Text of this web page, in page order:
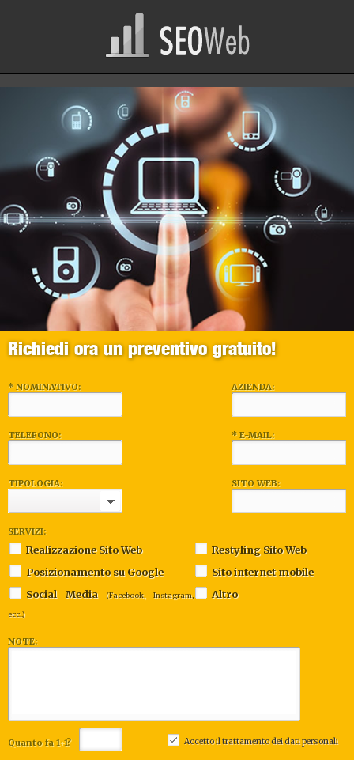
Richiedi ora un preventivo gratuito!
* NOMINATIVO:
TELEFONO:
TIPOLOGIA:
AZIENDA:
* E-MAIL:
SITO WEB:
SERVIZI:
Realizzazione Sito Web
Restyling Sito Web
Posizionamento su Google
Sito internet mobile
Social Media
(Facebook, Instagram,
ecc..)
Altro
NOTE:
Quanto fa 1+1? Accetto iltrattamento dei dati personali